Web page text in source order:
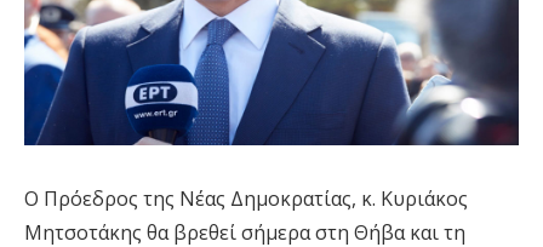
Ο Πρόεδρος της Νέας Δημοκρατίας, κ. Κυριάκος
Μητσοτάκης θα βρεθεί σήμερα στη Θήβα και τη